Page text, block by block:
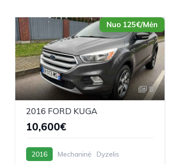
Nuo 125€/Mėn
8
2016 FORD KUGA
10,600€
2016 Mechaninė Dyzelis